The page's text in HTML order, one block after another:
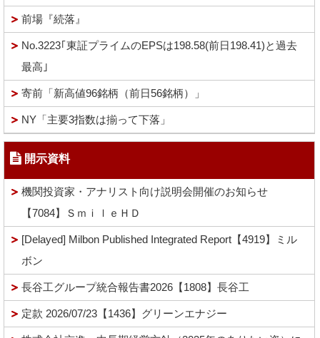
前場『続落』
No.3223｢東証プライムのEPSは198.58(前日198.41)と過去
最高｣
寄前「新高値96銘柄（前日56銘柄）」
NY「主要3指数は揃って下落」
開示資料
機関投資家・アナリスト向け説明会開催のお知らせ
【7084】ＳｍｉｌｅＨＤ
[Delayed] Milbon Published Integrated Report【4919】ミル
ボン
長谷工グループ統合報告書2026【1808】長谷工
定款 2026/07/23【1436】グリーンエナジー